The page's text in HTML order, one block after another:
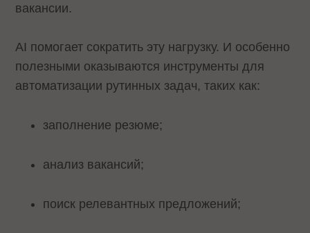
вакансии.
AI помогает сократить эту нагрузку. И особенно
полезными оказываются инструменты для
автоматизации рутинных задач, таких как:
заполнение резюме;
анализ вакансий;
поиск релевантных предложений;